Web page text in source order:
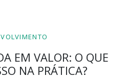
EM VALOR: O QUE
NA PRÁTICA?